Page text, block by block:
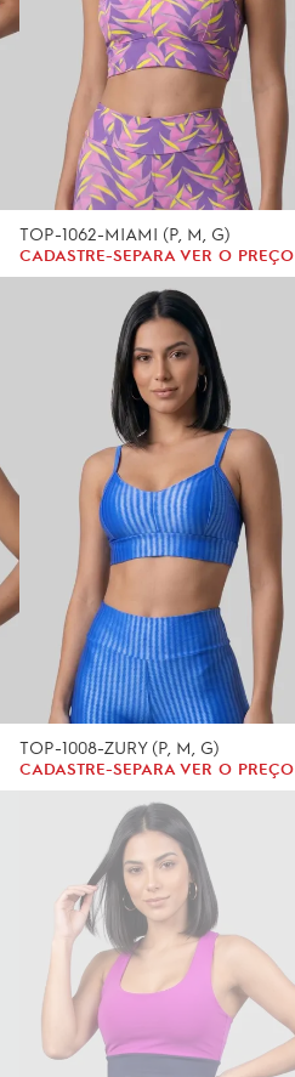
TOP-1062-MIAMI (P, M, G)
CADASTRE-SEPARA VER O PREÇO
TOP-1008-ZURY (P, M, G)
CADASTRE-SEPARA VER O PREÇO